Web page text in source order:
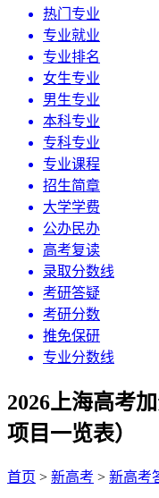
热门专业
专业就业
专业排名
女生专业
男生专业
本科专业
专科专业
专业课程
招生简章
大学学费
公办民办
高考复读
录取分数线
考研答疑
考研分数
推免保研
专业分数线
2026上海高考
项目一览表）
首页 > 新高考 > 新高考